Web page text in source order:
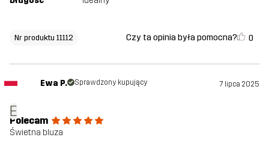
Nr produktu 11112 Czy ta opinia była pomocna? 0
E
Ewa P. Sprawdzony kupujący 7 lipca 2025
Polecam
Świetna bluza